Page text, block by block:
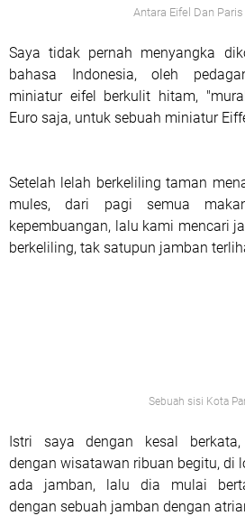
Antara Eifel Dan Paris
Saya tidak pernah menyangka
bahasa Indonesia, oleh
miniatur eifel berkulit hitam,
Euro saja, untuk sebuah miniatur
Setelah lelah berkeliling taman
mules, dari pagi semua
kepembuangan, lalu kami mencari
berkeliling, tak satupun jamban
Sebuah sisi Kota
Istri saya dengan kesal
dengan wisatawan ribuan begitu, di
ada jamban, lalu dia mulai
dengan sebuah jamban dengan